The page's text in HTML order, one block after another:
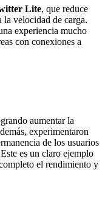
Lite, que reduce
la velocidad de carga.
experiencia mucho
con conexiones a
aumentar la
experimentaron
de los usuarios
es un claro ejemplo
el rendimiento y